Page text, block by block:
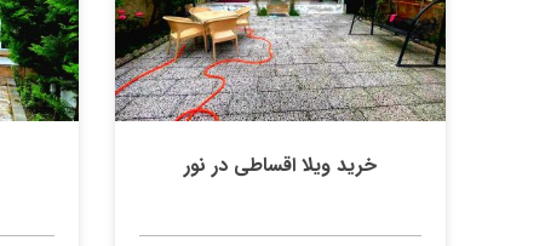
خرید ویلا اقساطی در نور